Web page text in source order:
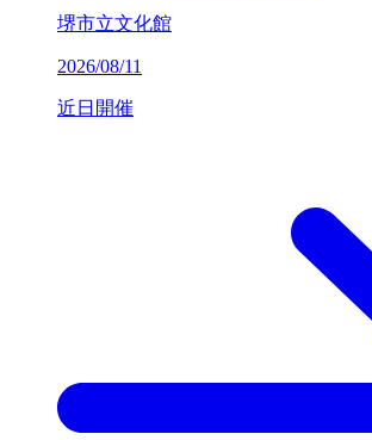
堺市立文化館
2026/08/11
近日開催